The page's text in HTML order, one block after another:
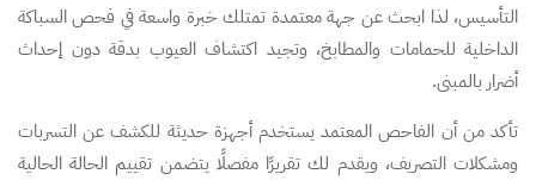
التأسيس، لذا ابحث عن جهة معتمدة تمتلك خبرة واسعة في فحص السباكة
الداخلية للحمامات والمطابخ، وتجيد اكتشاف العيوب بدقة دون إحداث
أضرار بالمبنى.
تأكد من أن الفاحص المعتمد يستخدم أجهزة حديثة للكشف عن التسربات
ومشكلات التصريف، ويقدم لك تقريرًا مفصلًا يتضمن تقييم الحالة الحالية